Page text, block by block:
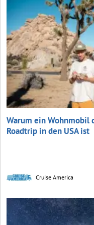
Warum ein
Roadtrip in den USA ist
Cruise America